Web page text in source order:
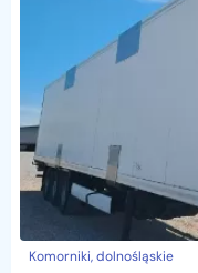
Komorniki, dolnośląskie